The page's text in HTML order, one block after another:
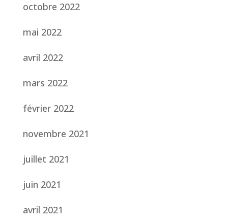
octobre 2022
mai 2022
avril 2022
mars 2022
février 2022
novembre 2021
juillet 2021
juin 2021
avril 2021